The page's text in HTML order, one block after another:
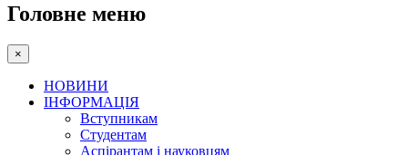
Головне меню
×
НОВИНИ
ІНФОРМАЦІЯ
Вступникам
Студентам
Аспірантам і науковцям